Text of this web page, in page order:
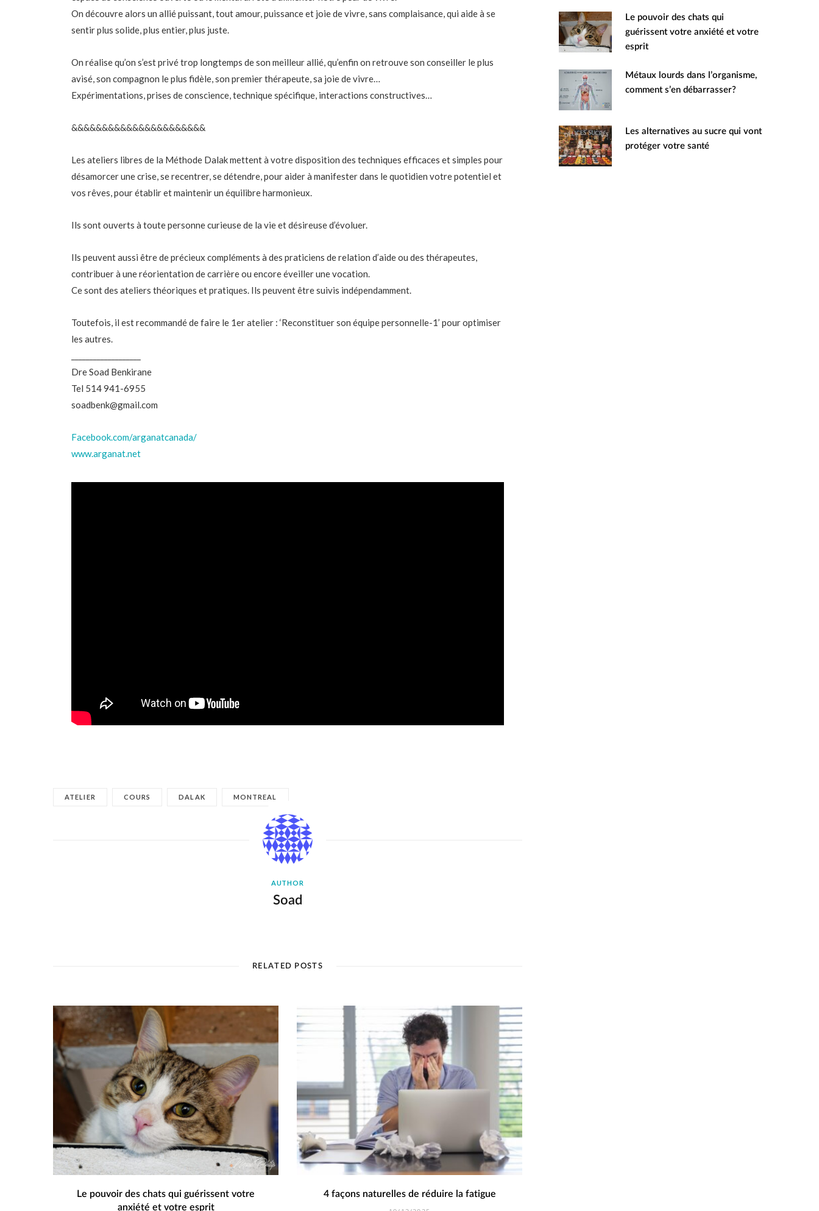
On découvre alors un allié puissant, tout amour, puissance et joie de vivre, sans complaisance, qui aide à se
sentir plus solide, plus entier, plus juste.
On réalise qu’on s’est privé trop longtemps de son meilleur allié, qu’enfin on retrouve son conseiller le plus
avisé, son compagnon le plus fidèle, son premier thérapeute, sa joie de vivre…
Expérimentations, prises de conscience, technique spécifique, interactions constructives…
&&&&&&&&&&&&&&&&&&&&&&
Les ateliers libres de la Méthode Dalak mettent à votre disposition des techniques efficaces et simples pour
désamorcer une crise, se recentrer, se détendre, pour aider à manifester dans le quotidien votre potentiel et
vos rêves, pour établir et maintenir un équilibre harmonieux.
Ils sont ouverts à toute personne curieuse de la vie et désireuse d’évoluer.
Ils peuvent aussi être de précieux compléments à des praticiens de relation d’aide ou des thérapeutes,
contribuer à une réorientation de carrière ou encore éveiller une vocation.
Ce sont des ateliers théoriques et pratiques. Ils peuvent être suivis indépendamment.
Toutefois, il est recommandé de faire le 1er atelier : ‘Reconstituer son équipe personnelle-1’ pour optimiser
les autres.
Dre Soad Benkirane
Tel 514 941-6955
soadbenk@gmail.com
Facebook.com/arganatcanada/
www.arganat.net
ATELIER COURS DALAK MONTREAL
AUTHOR
Soad
RELATED POSTS
Le pouvoir des chats qui guérissent votre
anxiété et votre esprit
4 façons naturelles de réduire la fatigue
Le pouvoir des chats qui
guérissent votre anxiété et votre
esprit
Métaux lourds dans l’organisme,
comment s’en débarrasser?
Les alternatives au sucre qui vont
protéger votre santé